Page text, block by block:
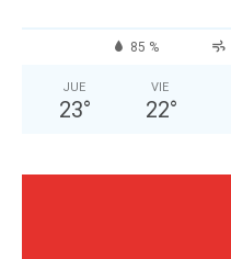
85 %
JUE
23°
VIE
22°